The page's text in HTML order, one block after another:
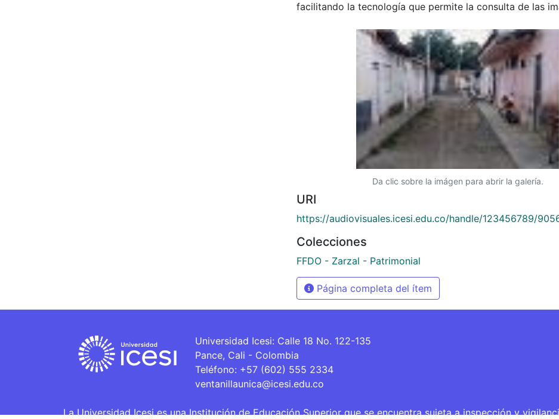
facilitando la tecnología que permite la consulta de las
Da clic sobre la imágen para abrir la galería.
URI
https://audiovisuales.icesi.edu.co/handle/123456789/
Colecciones
FFDO - Zarzal - Patrimonial
Página completa del ítem
Universidad Icesi: Calle 18 No. 122-135
Pance, Cali - Colombia
Teléfono: +57 (602) 555 2334
ventanillaunica@icesi.edu.co
La Universidad Icesi es una Institución de Educación Superior que se encuentra sujeta a inspección y